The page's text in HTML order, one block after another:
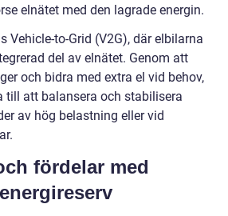
elnätet med den lagrade energin.
Vehicle-to-Grid (V2G), där elbilarna
del av elnätet. Genom att
och bidra med extra el vid behov,
till att balansera och stabilisera
av hög belastning eller vid
fördelar med